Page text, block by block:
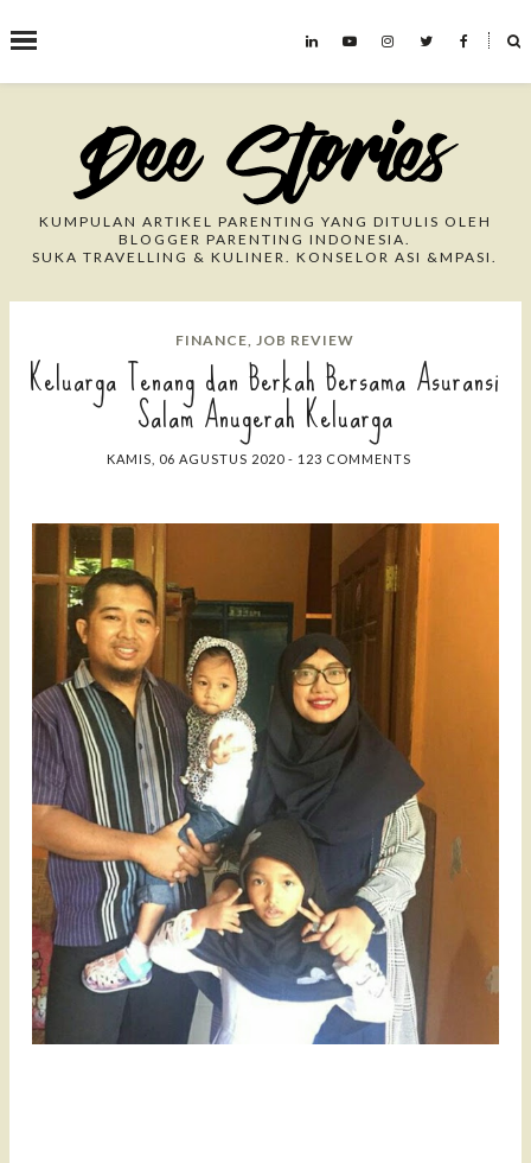
˟
Search This Blog
KUMPULAN ARTIKEL PARENTING YANG DITULIS OLEH
BLOGGER PARENTING INDONESIA.
SUKA TRAVELLING & KULINER. KONSELOR ASI &MPASI.
FINANCE,JOB REVIEW
Keluarga Tenang dan Berkah Bersama Asuransi
Salam Anugerah Keluarga
KAMIS, 06 AGUSTUS 2020 - 123 COMMENTS